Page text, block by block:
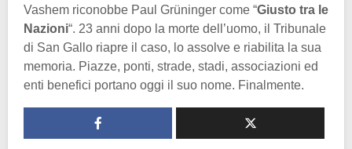
Vashem riconobbe Paul Grüninger come “Giusto tra le
Nazioni“. 23 anni dopo la morte dell’uomo, il Tribunale
di San Gallo riapre il caso, lo assolve e riabilita la sua
memoria. Piazze, ponti, strade, stadi, associazioni ed
enti benefici portano oggi il suo nome. Finalmente.